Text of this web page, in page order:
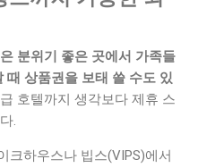
분위기 좋은 곳에서 가족들
때 상품권을 보태 쓸 수도 있
호텔까지 생각보다 제휴 스
.
크하우스나 빕스(VIPS)에서